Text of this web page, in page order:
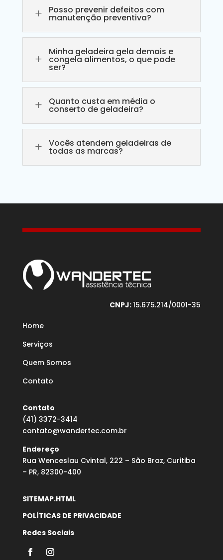
L Posso prevenir defeitos com
manutenção preventiva?
L
Minha geladeira gela demais e
congela alimentos, o que pode
ser?
L Quanto custa em média o
conserto de geladeira?
L Vocês atendem geladeiras de
todas as marcas?
CNPJ:15.675.214/0001-35
Home
Serviços
Quem Somos
Contato
Contato
(41) 3372-3414
contato@wandertec.com.br
Endereço
Rua Wenceslau Cvintal, 222 – São Braz, Curitiba
– PR, 82300-400
SITEMAP.HTML
POLÍTICAS DE PRIVACIDADE
Redes Sociais